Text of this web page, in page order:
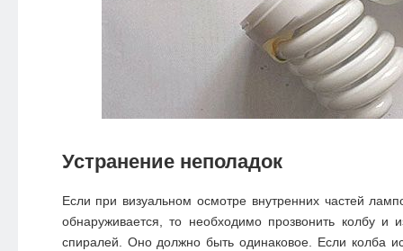
Устранение неполадок
Если при визуальном осмотре внутренних частей
обнаруживается, то необходимо прозвонить колбу и
спиралей. Оно должно быть одинаковое. Если колба